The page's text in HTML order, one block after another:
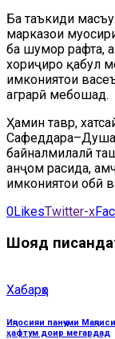
Ба таъкиди
марказҳои
ба шумор рафта,
хориҷиро қабул
имкониятҳои
аграрӣ мебошад.
Ҳамин тавр,
байналмилалӣ
анҷом расида,
имкониятҳои обӣ
0LikesTwitter-x
Шояд
Хабарҳо
Иҷлосияи панҷуми
ҳафтум доир мегардад